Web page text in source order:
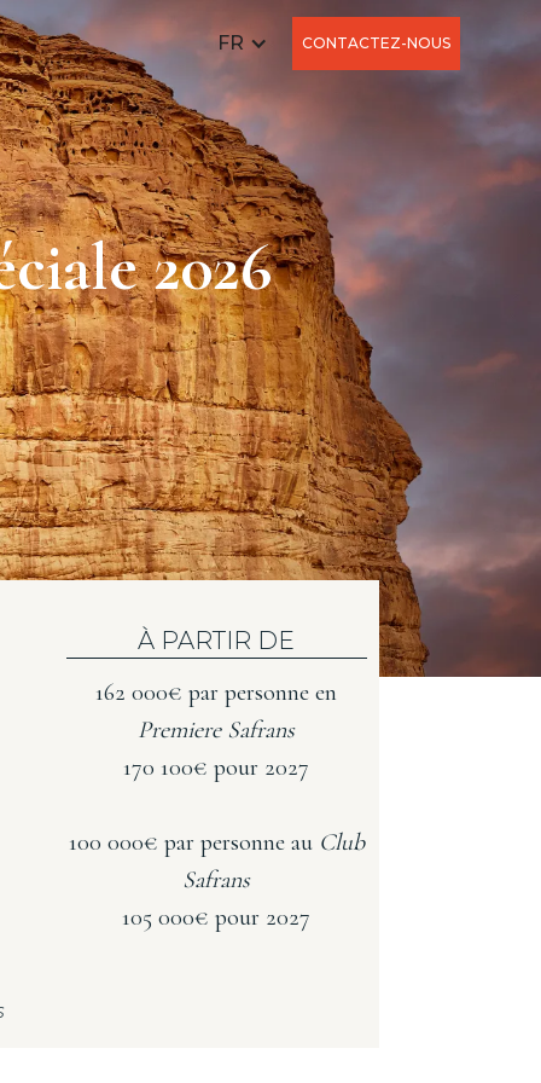
FR CONTACTEZ-NOUS
2026
À PARTIR DE
162 000€ par personne en
Premiere Safrans
170 100€ pour 2027
100 000€ par personne au Club
Safrans
105 000€ pour 2027